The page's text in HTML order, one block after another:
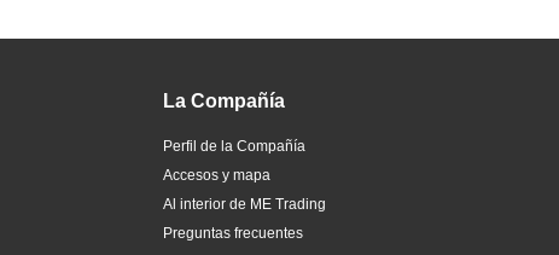
La Compañía
Perfil de la Compañía
Accesos y mapa
Al interior de ME Trading
Preguntas frecuentes